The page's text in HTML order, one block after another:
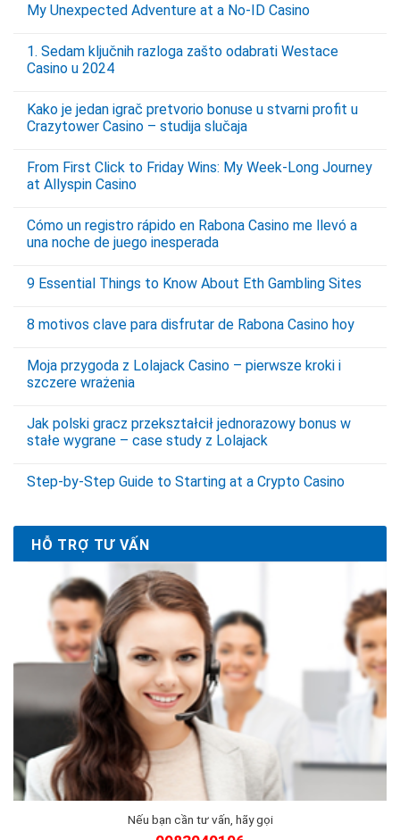
My Unexpected Adventure at a No‑ID Casino
1. Sedam ključnih razloga zašto odabrati Westace
Casino u 2024
Kako je jedan igrač pretvorio bonuse u stvarni profit u
Crazytower Casino – studija slučaja
From First Click to Friday Wins: My Week‑Long Journey
at Allyspin Casino
Cómo un registro rápido en Rabona Casino me llevó a
una noche de juego inesperada
9 Essential Things to Know About Eth Gambling Sites
8 motivos clave para disfrutar de Rabona Casino hoy
Moja przygoda z Lolajack Casino – pierwsze kroki i
szczere wrażenia
Jak polski gracz przekształcił jednorazowy bonus w
stałe wygrane – case study z Lolajack
Step‑by‑Step Guide to Starting at a Crypto Casino
HỖ TRỢ TƯ VẤN
Nếu bạn cần tư vấn, hãy gọi